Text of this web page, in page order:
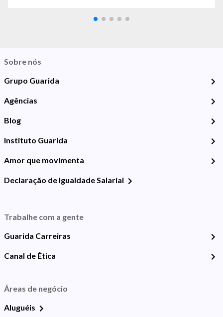
Sobre nós
Grupo Guarida
Agências
Blog
Instituto Guarida
Amor que movimenta
Declaração de Igualdade Salarial
Trabalhe com a gente
Guarida Carreiras
Canal de Ética
Áreas de negócio
Aluguéis